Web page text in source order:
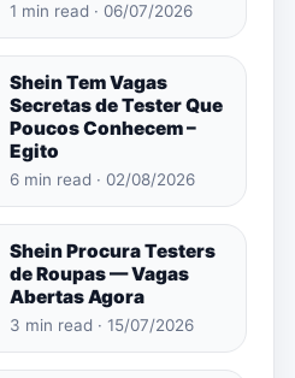
1 min read · 06/07/2026
Shein Tem Vagas
Secretas de Tester Que
Poucos Conhecem –
Egito
6 min read · 02/08/2026
Shein Procura Testers
de Roupas — Vagas
Abertas Agora
3 min read · 15/07/2026